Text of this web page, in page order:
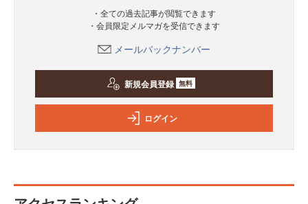
・全ての過去記事が閲覧できます
・会員限定メルマガを受信できます
メールバックナンバー
新規会員登録 無料
ログイン